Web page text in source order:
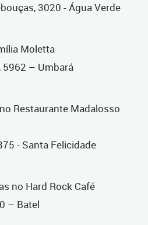
3020 - Água Verde
Moletta
5962 – Umbará
Restaurante Madalosso
- Santa Felicidade
no Hard Rock Café
– Batel